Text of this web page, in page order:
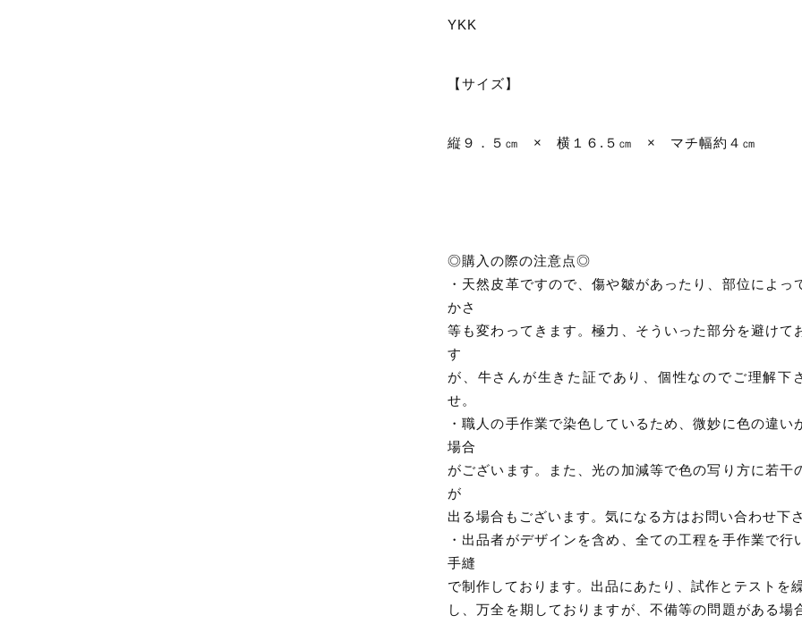
YKK
【サイズ】
縦９．５㎝ × 横１６.５㎝ × マチ幅約４㎝
◎購入の際の注意点◎
・天然皮革ですので、傷や皺があったり、部位によっ
かさ
等も変わってきます。極力、そういった部分を避けて
す
が、牛さんが生きた証であり、個性なのでご理解下
せ。
・職人の手作業で染色しているため、微妙に色の違い
場合
がございます。また、光の加減等で色の写り方に若干
が
出る場合もございます。気になる方はお問い合わせ下
・出品者がデザインを含め、全ての工程を手作業で行
手縫
で制作しております。出品にあたり、試作とテストを
し、万全を期しておりますが、不備等の問題がある場